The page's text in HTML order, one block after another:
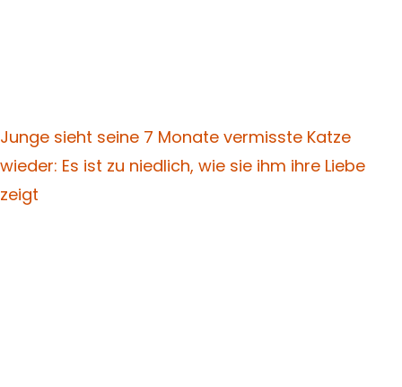
Junge sieht seine 7 Monate vermisste Katze
wieder: Es ist zu niedlich, wie sie ihm ihre Liebe
zeigt